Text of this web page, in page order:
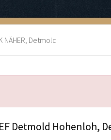
NÄHER, Detmold
Detmold Hohenloh,